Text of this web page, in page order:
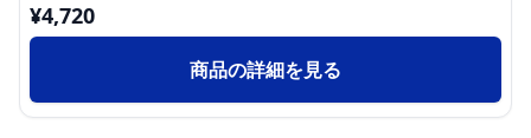
¥4,720
商品の詳細を見る